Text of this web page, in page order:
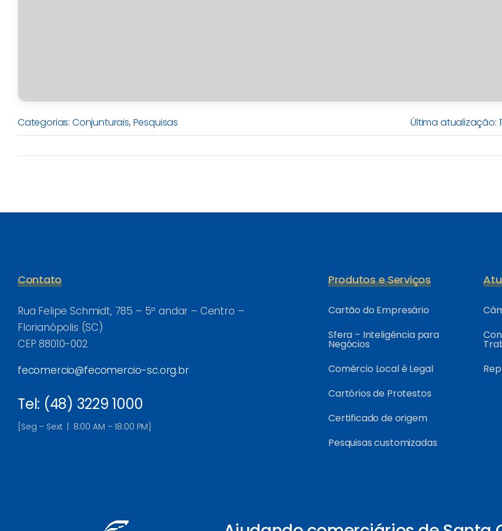
Categorias: Conjunturais,Pesquisas Última atualização:
Contato
Rua Felipe Schmidt, 785 – 5º andar – Centro –
Florianópolis (SC)
CEP 88010-002
fecomercio@fecomercio-sc.org.br
Tel: (48) 3229 1000
[Seg – Sext | 8:00 AM – 18:00 PM]
Produtos e Serviços
Cartão do Empresário
Sfera – Inteligência para
Negócios
Comércio Local é Legal
Cartórios de Protestos
Certificado de origem
Pesquisas customizadas